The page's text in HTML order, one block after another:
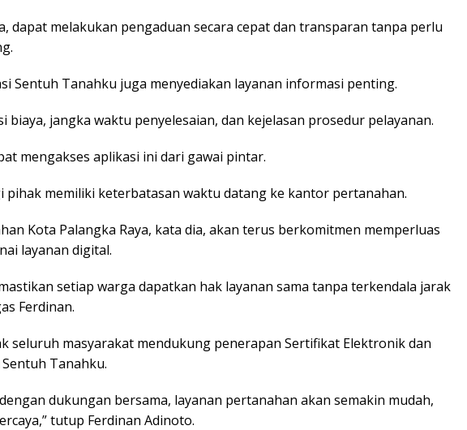
dapat melakukan pengaduan secara cepat dan transparan tanpa perlu
Sentuh Tanahku juga menyediakan layanan informasi penting.
biaya, jangka waktu penyelesaian, dan kejelasan prosedur pelayanan.
mengakses aplikasi ini dari gawai pintar.
pihak memiliki keterbatasan waktu datang ke kantor pertanahan.
Kota Palangka Raya, kata dia, akan terus berkomitmen memperluas
layanan digital.
setiap warga dapatkan hak layanan sama tanpa terkendala jarak
Ferdinan.
seluruh masyarakat mendukung penerapan Sertifikat Elektronik dan
Tanahku.
dukungan bersama, layanan pertanahan akan semakin mudah,
tutup Ferdinan Adinoto.